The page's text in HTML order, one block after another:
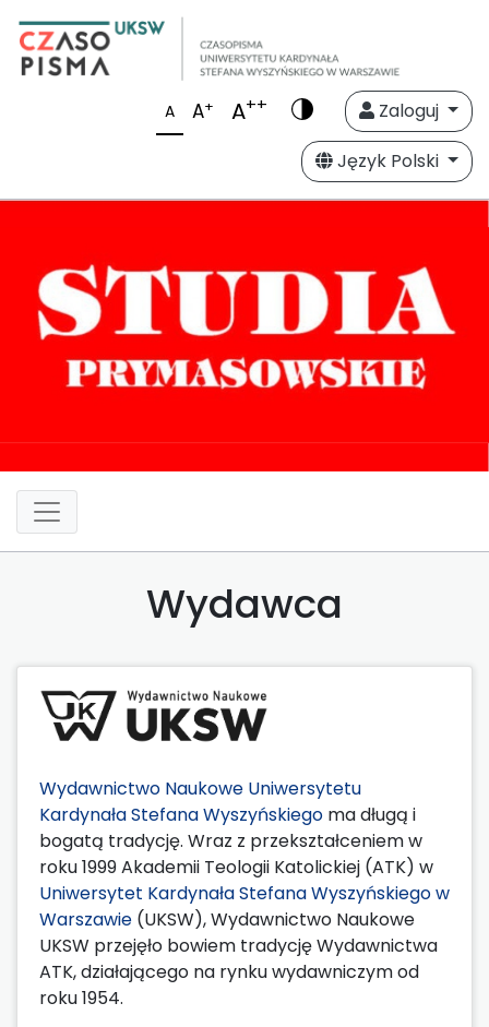
A A+ A++
Zaloguj
Język Polski
Wydawca
Wydawnictwo Naukowe Uniwersytetu
Kardynała Stefana Wyszyńskiego ma długą i
bogatą tradycję. Wraz z przekształceniem w
roku 1999 Akademii Teologii Katolickiej (ATK) w
Uniwersytet Kardynała Stefana Wyszyńskiego w
Warszawie (UKSW), Wydawnictwo Naukowe
UKSW przejęło bowiem tradycję Wydawnictwa
ATK, działającego na rynku wydawniczym od
roku 1954.